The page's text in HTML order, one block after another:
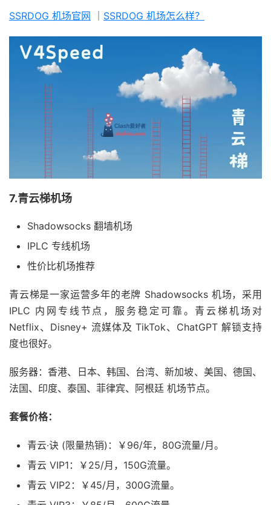
SSRDOG 机场官网 SSRDOG 机场怎么样？
7.青云梯机场
Shadowsocks 翻墙机场
IPLC 专线机场
性价比机场推荐
青云梯是一家运营多年的老牌 Shadowsocks 机场，采用
IPLC 内网专线节点，服务稳定可靠。青云梯机场对
Netflix、Disney+ 流媒体及 TikTok、ChatGPT 解锁支持
度也很好。
服务器：香港、日本、韩国、台湾、新加坡、美国、德国、
法国、印度、泰国、菲律宾、阿根廷 机场节点。
套餐价格：
青云·诀 (限量热销)：￥96/年，80G流量/月。
青云 VIP1：￥25/月，150G流量。
青云 VIP2：￥45/月，300G流量。